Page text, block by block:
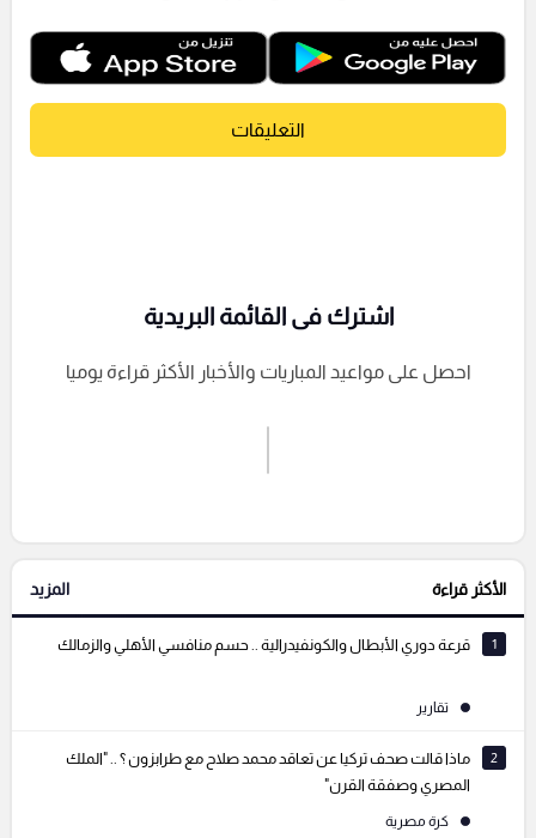
التعليقات
إرسال تعليق
التعليقات السابقة
اشترك فى القائمة البريدية
احصل على مواعيد المباريات والأخبار الأكثر قراءة يوميا
الأكثر قراءة المزيد
1 قرعة دوري الأبطال والكونفيدرالية .. حسم منافسي الأهلي والزمالك
تقارير
2
ماذا قالت صحف تركيا عن تعاقد محمد صلاح مع طرابزون ؟ .. "الملك
المصري وصفقة القرن"
كرة مصرية